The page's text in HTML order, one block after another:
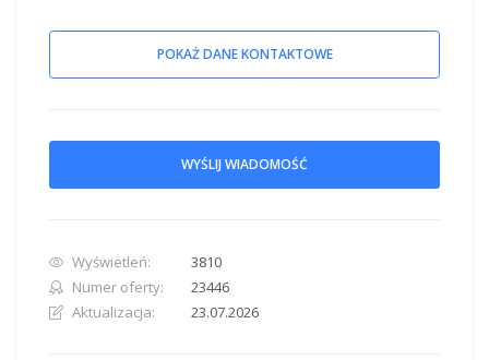
POKAŻ DANE KONTAKTOWE
WYŚLIJ WIADOMOŚĆ
Wyświetleń:
3810
Numer oferty:
23446
Aktualizacja:
23.07.2026